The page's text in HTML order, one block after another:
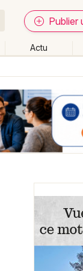
Publier
Actu
end Autre